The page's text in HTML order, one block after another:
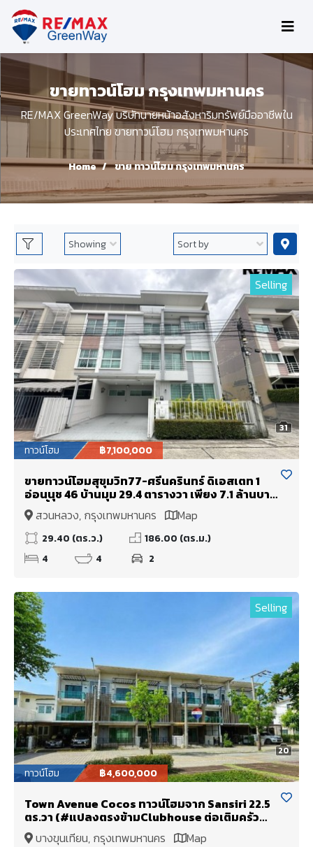
ขายทาวน์โฮม กรุงเทพมหานคร
RE/MAX GreenWay บริษัทนายหน้าอสังหาริมทรัพย์มืออาชีพใน
ประเทศไทย ขายทาวน์โฮม กรุงเทพมหานคร
Home ขาย ทาวน์โฮม กรุงเทพมหานคร
31
Selling
ทาวน์โฮม ฿7,100,000
ขายทาวน์โฮมสุขุมวิท77-ศรีนครินทร์ ดิเอสเตท 1
อ่อนนุช 46 บ้านมุม 29.4 ตารางวา เพียง 7.1 ล้านบาท
เท่านั้น
สวนหลวง, กรุงเทพมหานคร Map
29.40 (ตร.ว.)
186.00 (ตร.ม.)
4
4 2
20
Selling
ทาวน์โฮม ฿4,600,000
Town Avenue Cocos ทาวน์โฮมจาก Sansiri 22.5
ตร.วา (#แปลงตรงข้ามClubhouse ต่อเติมครัว
สวย!!! และหลังคามาให้แล้ว ทำใหม่!
บางขุนเทียน, กรุงเทพมหานคร Map